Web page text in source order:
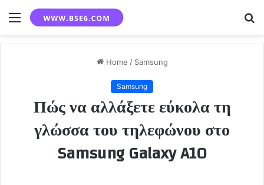
Menu
Home / Samsung
Samsung
Πώς να αλλάξετε εύκολα τη
γλώσσα του τηλεφώνου στο
Samsung Galaxy A10